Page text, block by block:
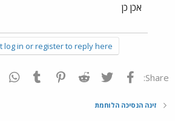
אכן כן
log in or register to reply here.
Share: פייסבוק Twitter
Reddit
Pinterest
Tumblr
זינה הנסיכה הלוחמת